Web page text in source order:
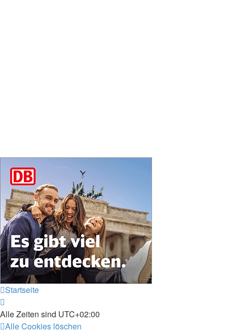
Startseite
Alle Zeiten sind UTC+02:00
Alle Cookies löschen